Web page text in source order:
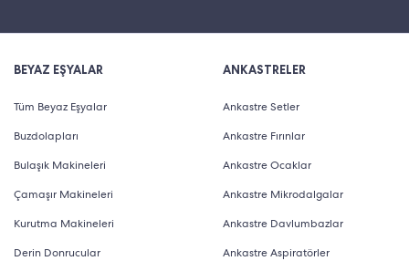
BEYAZ EŞYALAR
Tüm Beyaz Eşyalar
Buzdolapları
Bulaşık Makineleri
Çamaşır Makineleri
Kurutma Makineleri
Derin Donrucular
ANKASTRELER
Ankastre Setler
Ankastre Fırınlar
Ankastre Ocaklar
Ankastre Mikrodalgalar
Ankastre Davlumbazlar
Ankastre Aspiratörler